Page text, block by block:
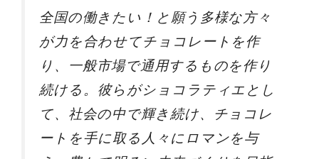
全国の働きたい！と願う多様な方々
が力を合わせてチョコレートを作
り、一般市場で通用するものを作り
続ける。彼らがショコラティエとし
て、社会の中で輝き続け、チョコレ
ートを手に取る人々にロマンを与